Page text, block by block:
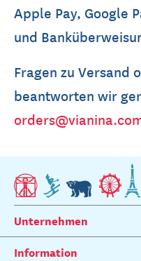
Apple Pay, Google
und
Fragen zu Versand
beantworten wir
Unternehmen
Information